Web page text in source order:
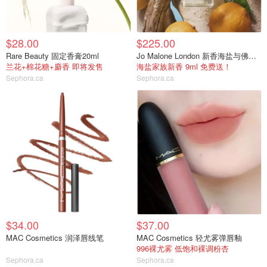
$28.00
Rare Beauty 固定香膏20ml
兰花+棉花糖+麝香 即将发售
Sephora.ca
$225.00
Jo Malone London 新香海盐与佛手柑
海盐家族新香 9ml 免费送！
Sephora.ca
$34.00
MAC Cosmetics 润泽唇线笔
Sephora.ca
$37.00
MAC Cosmetics 轻尤雾弹唇釉
996裸尤雾 低饱和裸调粉杏
Sephora.ca